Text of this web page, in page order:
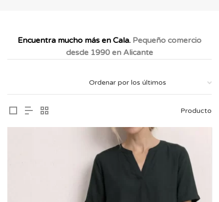
Encuentra mucho más en Cala. Pequeño comercio
desde 1990 en Alicante
Producto